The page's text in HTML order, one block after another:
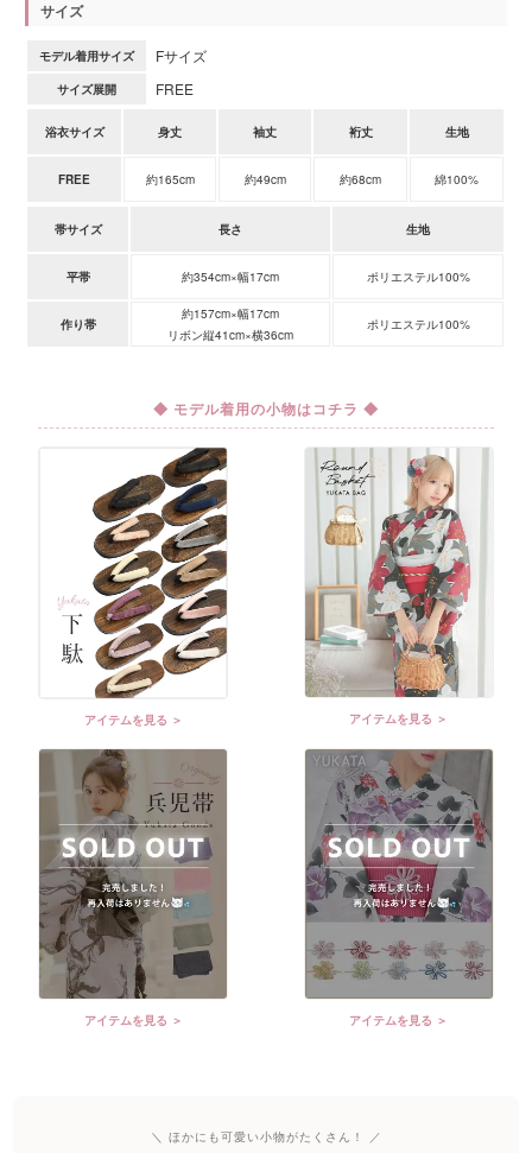
サイズ
モデル着用サイズ Fサイズ
サイズ展開 FREE
浴衣サイズ 身丈 袖丈 裄丈 生地
FREE 約165cm 約49cm 約68cm 綿100%
帯サイズ 長さ 生地
平帯 約354cm×幅17cm ポリエステル100%
作り帯
約157cm×幅17cm
リボン縦41cm×横36cm
ポリエステル100%
◆ モデル着用の小物はコチラ ◆
アイテムを見る ＞ アイテムを見る ＞
アイテムを見る ＞ アイテムを見る ＞
＼ ほかにも可愛い小物がたくさん！ ／